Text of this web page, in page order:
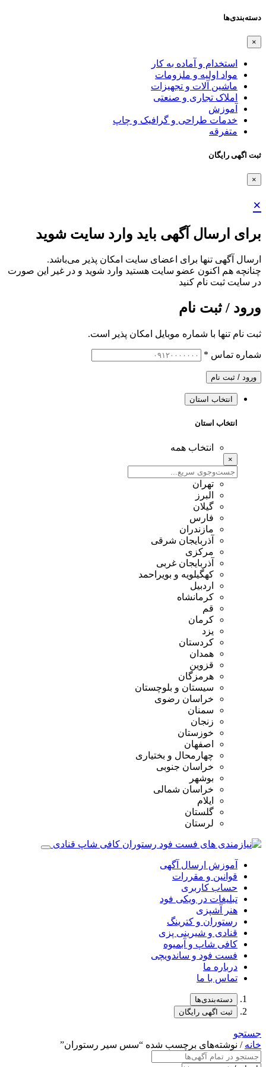
دسته‌بندی‌ها
×
استخدام و آماده به کار
مواد اولیه و ملزومات
ماشین آلات و تجهیزات
املاک تجاری و صنعتی
آموزش
خدمات طراحی و گرافیک و چاپ
متفرقه
ثبت اگهی رایگان
×
×
برای ارسال آگهی باید وارد سایت شوید
ارسال آگهی تنها برای اعضای سایت امکان پذیر می‌باشد.
چنانچه هم‌ اکنون عضو سایت هستید وارد شوید و در غیر این صورت
در سایت ثبت نام کنید
ورود / ثبت نام
ثبت نام تنها با شماره موبایل امکان پذیر است.
شماره تماس *
ورود / ثبت نام
انتخاب استان
انتخاب استان
انتخاب همه
×
تهران
البرز
گیلان
فارس
مازندران
آذربایجان شرقی
مرکزی
آذربایجان غربی
کهگیلویه و بویراحمد
اردبیل
کرمانشاه
قم
کرمان
یزد
کردستان
همدان
قزوین
هرمزگان
سیستان و بلوچستان
خراسان رضوی
سمنان
زنجان
خوزستان
اصفهان
چهارمحال و بختیاری
خراسان جنوبی
بوشهر
خراسان شمالی
ایلام
گلستان
لرستان
آموزش ارسال آگهی
قوانین و مقررات
حساب کاربری
تبلیغات در ویکی فود
هنر آشپزی
رستوران و کترینگ
قنادی و شیرینی پزی
کافی شاپ و آبمیوه
فست فود و ساندویچی
درباره ما
تماس با ما
دسته‌بندی‌ها
ثبت اگهی رایگان
جستجو
خانه / نوشته‌های برچسب شده “سس سیر رستوران”